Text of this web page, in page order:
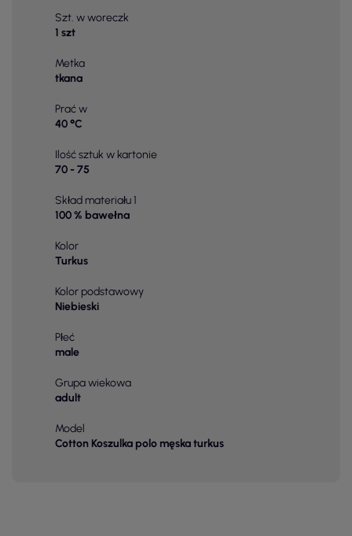
Szt. w woreczk
1 szt
Metka
tkana
Prać w
40 °C
Ilość sztuk w kartonie
70 - 75
Skład materiału 1
100 % bawełna
Kolor
Turkus
Kolor podstawowy
Niebieski
Płeć
male
Grupa wiekowa
adult
Model
Cotton Koszulka polo męska turkus